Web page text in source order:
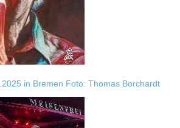
in Bremen Foto: Thomas Borchardt